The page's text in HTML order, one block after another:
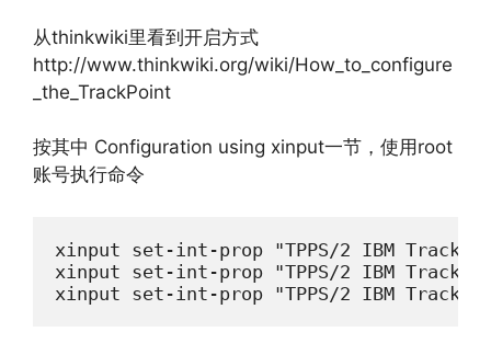
从thinkwiki里看到开启方式
http://www.thinkwiki.org/wiki/How_to_configure
_the_TrackPoint
按其中 Configuration using xinput一节，使用root
账号执行命令
xinput set-int-prop "TPPS/2 IBM
xinput set-int-prop "TPPS/2 IBM
xinput set-int-prop "TPPS/2 IBM